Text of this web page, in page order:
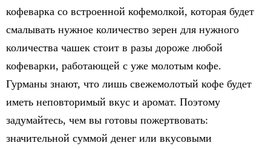
кофеварка со встроенной кофемолкой, которая будет
смалывать нужное количество зерен для нужного
количества чашек стоит в разы дороже любой
кофеварки, работающей с уже молотым кофе.
Гурманы знают, что лишь свежемолотый кофе будет
иметь неповторимый вкус и аромат. Поэтому
задумайтесь, чем вы готовы пожертвовать:
значительной суммой денег или вкусовыми